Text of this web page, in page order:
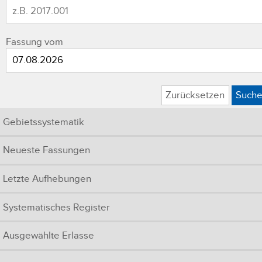
Fassung vom
Zurücksetzen
Gebietssystematik
Neueste Fassungen
Letzte Aufhebungen
Systematisches Register
Ausgewählte Erlasse